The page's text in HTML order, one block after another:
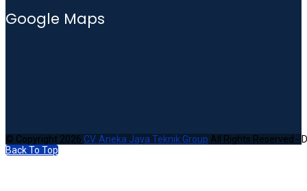
Google Maps
© Copyright 2026 CV. Aneka Jaya Teknik Group All Rights Reserved -
Back To Top